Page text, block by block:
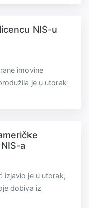
NIS-u
imovine
je u utorak
a
izjavio je u utorak,
dobiva iz